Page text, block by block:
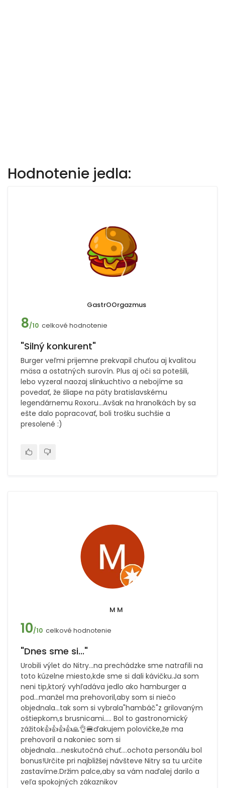
Hodnotenie jedla:
GastrOOrgazmus
8/10 celkové hodnotenie
"Silný konkurent"
Burger veľmi prijemne prekvapil chuťou aj kvalitou
mäsa a ostatných surovín. Plus aj oči sa potešili,
lebo vyzeral naozaj slinkuchtivo a nebojíme sa
povedať, že šliape na päty bratislavskému
legendárnemu Roxoru...Avšak na hranolkách by sa
ešte dalo popracovať, boli trošku suchšie a
presolené :)
M M
10/10 celkové hodnotenie
"Dnes sme si..."
Urobili výlet do Nitry...na prechádzke sme natrafili na
toto kúzelne miesto,kde sme si dali kávičku.Ja som
neni tip,ktorý vyhľadáva jedlo ako hamburger a
pod...manžel ma prehovoril,aby som si niečo
objednala...tak som si vybrala"hambáč"z grilovaným
oštiepkom,s brusnicami..... Bol to gastronomický
zážitok👍👍👍👍🙏👌🍔ďakujem polovičke,že ma
prehovoril a nakoniec som si
objednala....neskutočná chuť....ochota personálu bol
bonus!Určite pri najbližšej návšteve Nitry sa tu určite
zastavíme.Držim palce,aby sa vám naďalej darilo a
veľa spokojných zákaznikov